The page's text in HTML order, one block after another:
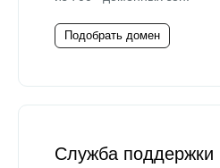
Подобрать домен
Служба поддержки